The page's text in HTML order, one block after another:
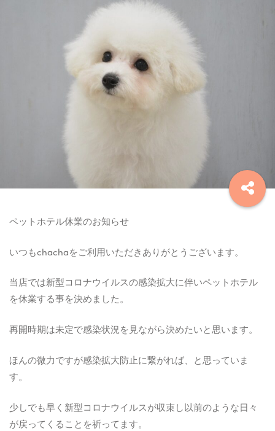
ペットホテル休業のお知らせ
いつもchachaをご利用いただきありがとうございます。
当店では新型コロナウイルスの感染拡大に伴いペットホテル
を休業する事を決めました。
再開時期は未定で感染状況を見ながら決めたいと思います。
ほんの微力ですが感染拡大防止に繋がれば、と思っていま
す。
少しでも早く新型コロナウイルスが収束し以前のような日々
が戻ってくることを祈ってます。